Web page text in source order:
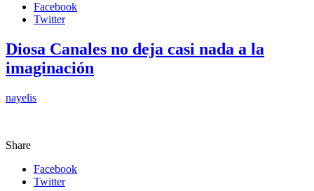
Facebook
Twitter
Diosa Canales no deja casi nada a la
imaginación
nayelis
Share
Facebook
Twitter